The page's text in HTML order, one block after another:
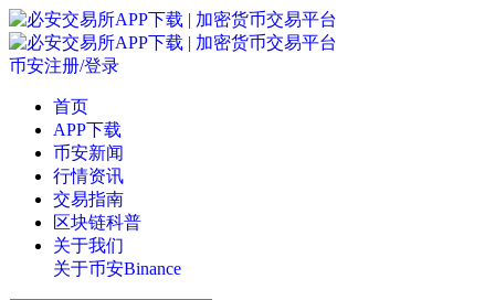
币安注册/登录
首页
APP下载
币安新闻
行情资讯
交易指南
区块链科普
关于我们
关于币安Binance